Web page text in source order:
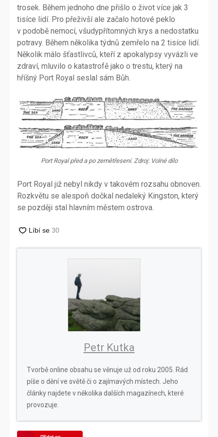
trosek. Během jednoho dne přišlo o život více jak 3
tisíce lidí. Pro přeživší ale začalo hotové peklo
v podobě nemocí, všudypřítomných krys a nedostatku
potravy. Během několika týdnů zemřelo na 2 tisíce lidí.
Několik málo šťastlivců, kteří z apokalypsy vyvázli ve
zdraví, mluvilo o katastrofě jako o trestu, který na
hříšný Port Royal seslal sám Bůh.
Port Royal před a po zemětřesení. Zdroj: Volné dílo
Port Royal již nebyl nikdy v takovém rozsahu obnoven.
Rozkvětu se alespoň dočkal nedaleký Kingston, který
se později stal hlavním městem ostrova.
Petr Kutka
Tvorbě online obsahu se věnuje už od roku 2005. Rád
píše o dění ve světě či o zajímavých místech. Jeho
články najdete v několika dalších magazínech, které
provozuje.